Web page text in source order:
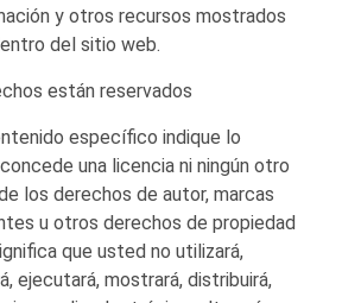
y otros recursos mostrados
del sitio web.
están reservados
específico indique lo
una licencia ni ningún otro
los derechos de autor, marcas
u otros derechos de propiedad
que usted no utilizará,
ejecutará, mostrará, distribuirá,